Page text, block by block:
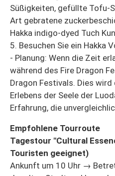
Süßigkeiten, gefüllte Tofu-
Art gebratene
Hakka indigo-dyed Tuch
5. Besuchen Sie ein Hakka
- Planung: Wenn die Zeit
während des Fire Dragon
Dragon Festivals. Dies wird
Erlebens der Seele der
Erfahrung, die
Empfohlene Tourroute
Tagestour "Cultural
Touristen geeignet)
Ankunft um 10 Uhr →